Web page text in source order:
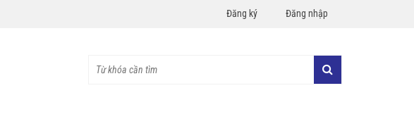
Đăng nhập
Đăng ký